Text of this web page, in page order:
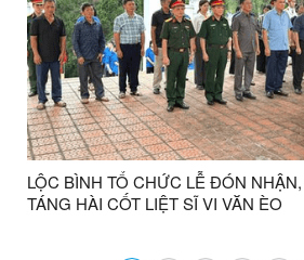
LỘC BÌNH TỔ CHỨC LỄ ĐÓN
TÁNG HÀI CỐT LIỆT SĨ VI VĂN ÈO